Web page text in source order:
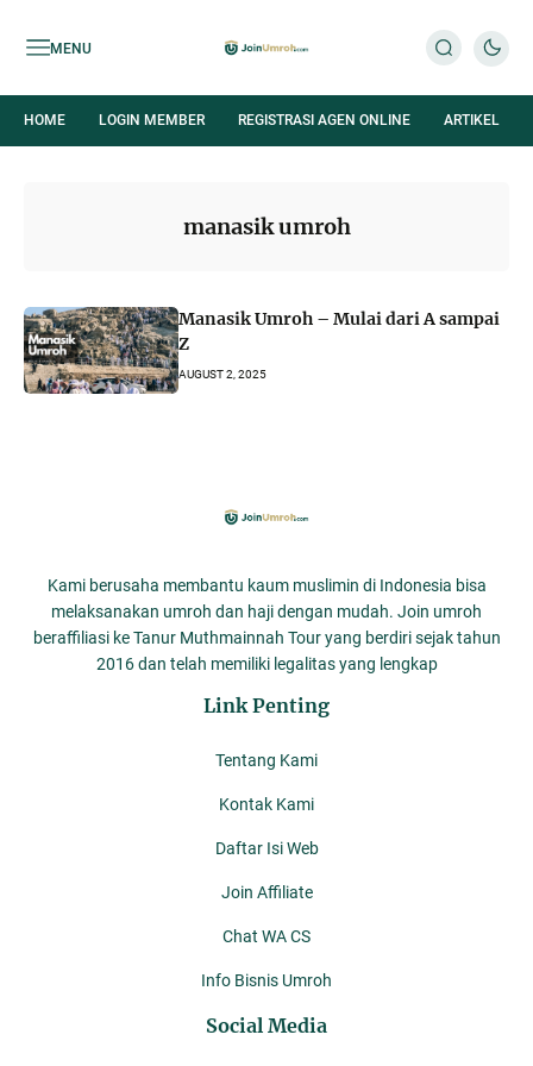
MENU
HOME LOGIN MEMBER REGISTRASI AGEN ONLINE ARTIKEL
manasik umroh
Manasik Umroh – Mulai dari A sampai
Z
AUGUST 2, 2025
Kami berusaha membantu kaum muslimin di Indonesia bisa
melaksanakan umroh dan haji dengan mudah. Join umroh
beraffiliasi ke Tanur Muthmainnah Tour yang berdiri sejak tahun
2016 dan telah memiliki legalitas yang lengkap
Link Penting
Tentang Kami
Kontak Kami
Daftar Isi Web
Join Affiliate
Chat WA CS
Info Bisnis Umroh
Social Media